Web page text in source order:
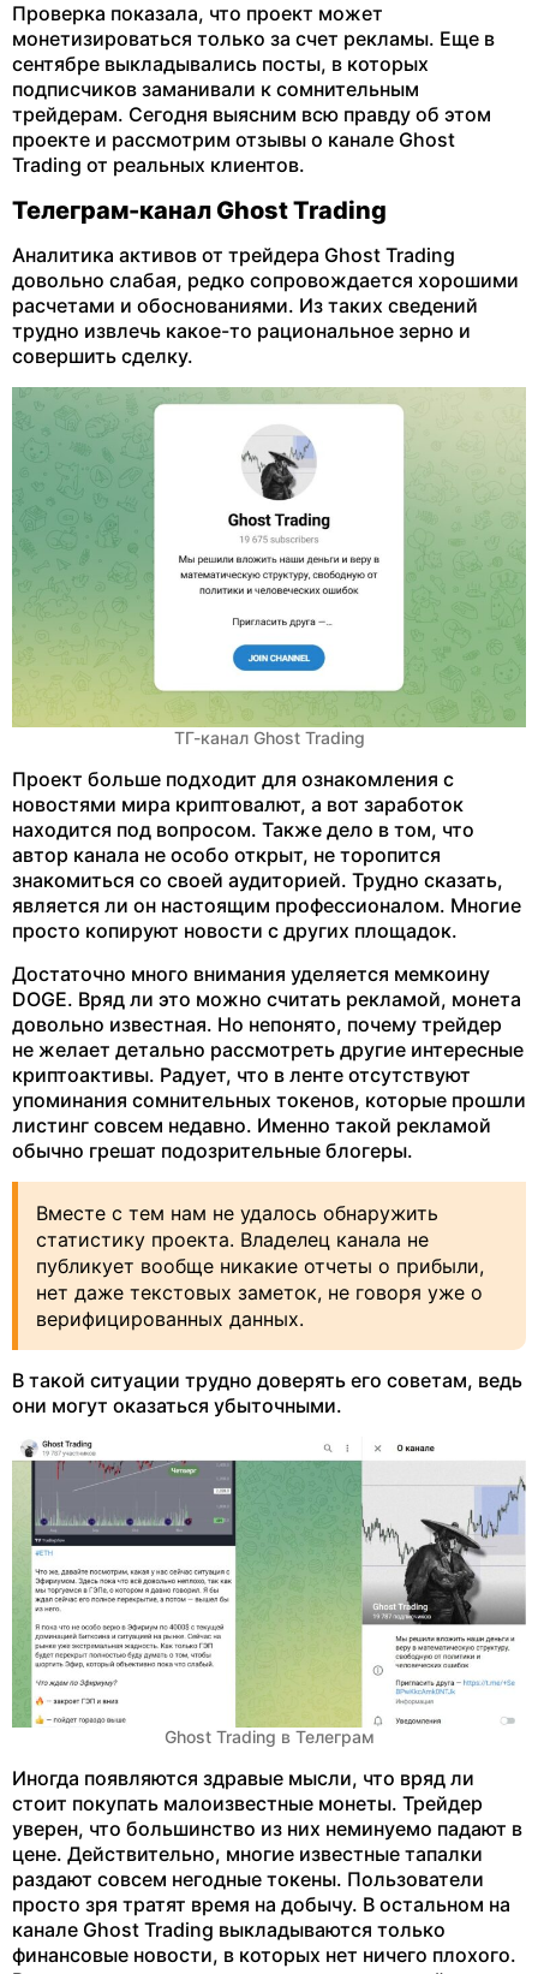
Проверка показала, что проект может
монетизироваться только за счет рекламы. Еще в
сентябре выкладывались посты, в которых
подписчиков заманивали к сомнительным
трейдерам. Сегодня выясним всю правду об этом
проекте и рассмотрим отзывы о канале Ghost
Trading от реальных клиентов.
Телеграм-канал Ghost Trading
Аналитика активов от трейдера Ghost Trading
довольно слабая, редко сопровождается хорошими
расчетами и обоснованиями. Из таких сведений
трудно извлечь какое-то рациональное зерно и
совершить сделку.
ТГ-канал Ghost Trading
Проект больше подходит для ознакомления с
новостями мира криптовалют, а вот заработок
находится под вопросом. Также дело в том, что
автор канала не особо открыт, не торопится
знакомиться со своей аудиторией. Трудно сказать,
является ли он настоящим профессионалом. Многие
просто копируют новости с других площадок.
Достаточно много внимания уделяется мемкоину
DOGE. Вряд ли это можно считать рекламой, монета
довольно известная. Но непонято, почему трейдер
не желает детально рассмотреть другие интересные
криптоактивы. Радует, что в ленте отсутствуют
упоминания сомнительных токенов, которые прошли
листинг совсем недавно. Именно такой рекламой
обычно грешат подозрительные блогеры.
Вместе с тем нам не удалось обнаружить
статистику проекта. Владелец канала не
публикует вообще никакие отчеты о прибыли,
нет даже текстовых заметок, не говоря уже о
верифицированных данных.
В такой ситуации трудно доверять его советам, ведь
они могут оказаться убыточными.
Ghost Trading в Телеграм
Иногда появляются здравые мысли, что вряд ли
стоит покупать малоизвестные монеты. Трейдер
уверен, что большинство из них неминуемо падают в
цене. Действительно, многие известные тапалки
раздают совсем негодные токены. Пользователи
просто зря тратят время на добычу. В остальном на
канале Ghost Trading выкладываются только
финансовые новости, в которых нет ничего плохого.